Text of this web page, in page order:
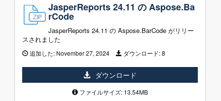
JasperReports 24.11 の Aspose.Ba
rCode
JasperReports 24.11 の Aspose.BarCode がリリー
スされました
追加した: November 27, 2024 ダウンロード:8
ダウンロード
ファイルサイズ: 13.54MB